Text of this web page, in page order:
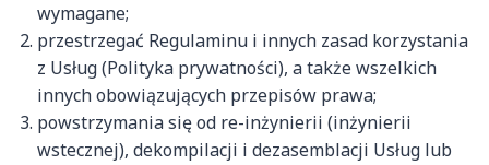
wymagane;
przestrzegać Regulaminu i innych zasad korzystania
z Usług (Polityka prywatności), a także wszelkich
innych obowiązujących przepisów prawa;
powstrzymania się od re-inżynierii (inżynierii
wstecznej), dekompilacji i dezasemblacji Usług lub